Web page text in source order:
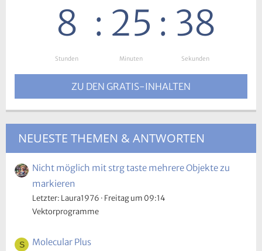
8
Stunden
: 25
Minuten
: 37
Sekunden
ZU DEN GRATIS-INHALTEN
NEUESTE THEMEN & ANTWORTEN
Nicht möglich mit strg taste mehrere Objekte zu
markieren
Letzter: Laura1976 Freitag um 09:14
Vektorprogramme
S Molecular Plus